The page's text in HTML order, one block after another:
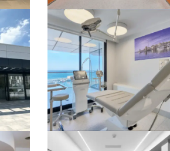
SANITARIO
QUIRÓFANOS
INFANTILES IHP